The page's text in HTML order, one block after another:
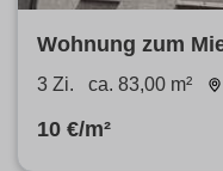
Wohnung zum
3 Zi. ca. 83,00 m²
10 €/m²